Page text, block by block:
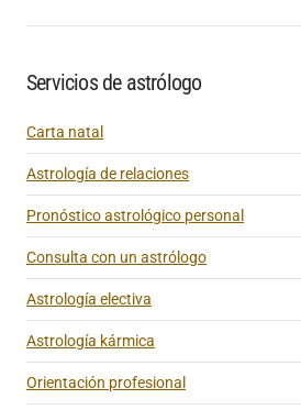
Servicios de astrólogo
Carta natal
Astrología de relaciones
Pronóstico astrológico personal
Consulta con un astrólogo
Astrología electiva
Astrología kármica
Orientación profesional